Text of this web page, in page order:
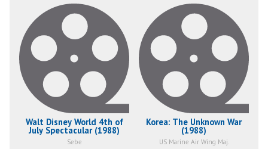
Walt Disney World 4th of
July Spectacular (1988)
Sebe
Korea: The Unknown War
(1988)
US Marine Air Wing Maj.